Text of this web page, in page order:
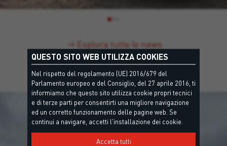
Esplora tutte le news
QUESTO SITO WEB UTILIZZA COOKIES
Nel rispetto del regolamento (UE) 2016/679 del
Parlamento europeo e del Consiglio, del 27 aprile 2016, ti
informiamo che questo sito utilizza cookie propri tecnici
e di terze parti per consentirti una migliore navigazione
ed un corretto funzionamento delle pagine web. Se
continui a navigare, accetti l'installazione dei cookie.
Accetta tutti